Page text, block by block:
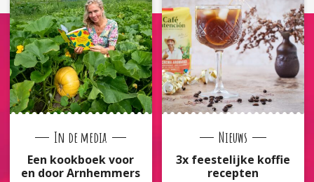
In de media
Een kookboek voor
en door Arnhemmers
Nieuws
3x feestelijke koffie
recepten